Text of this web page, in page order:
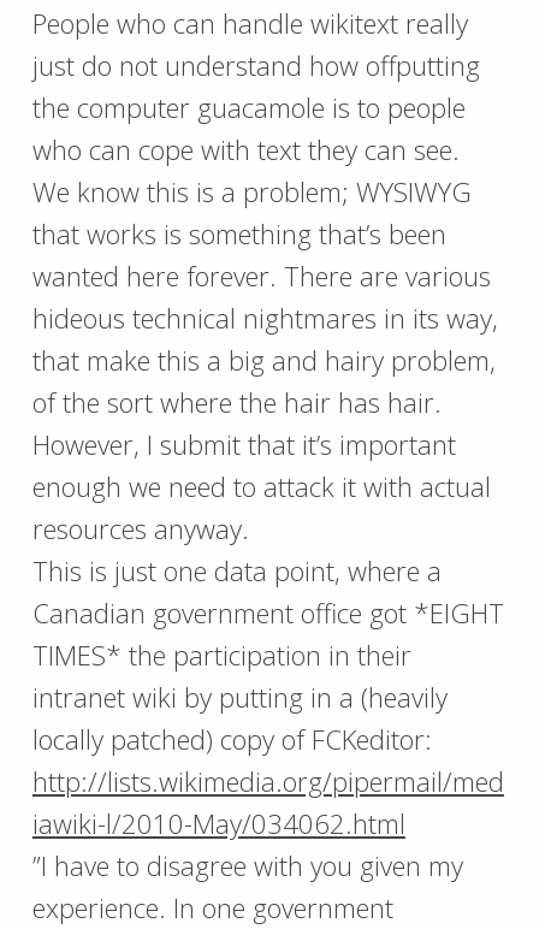
People who can handle wikitext really
just do not understand how offputting
the computer guacamole is to people
who can cope with text they can see.
We know this is a problem; WYSIWYG
that works is something that’s been
wanted here forever. There are various
hideous technical nightmares in its way,
that make this a big and hairy problem,
of the sort where the hair has hair.
However, I submit that it’s important
enough we need to attack it with actual
resources anyway.
This is just one data point, where a
Canadian government office got *EIGHT
TIMES* the participation in their
intranet wiki by putting in a (heavily
locally patched) copy of FCKeditor:
http://lists.wikimedia.org/pipermail/med
iawiki-l/2010-May/034062.html
”I have to disagree with you given my
experience. In one government